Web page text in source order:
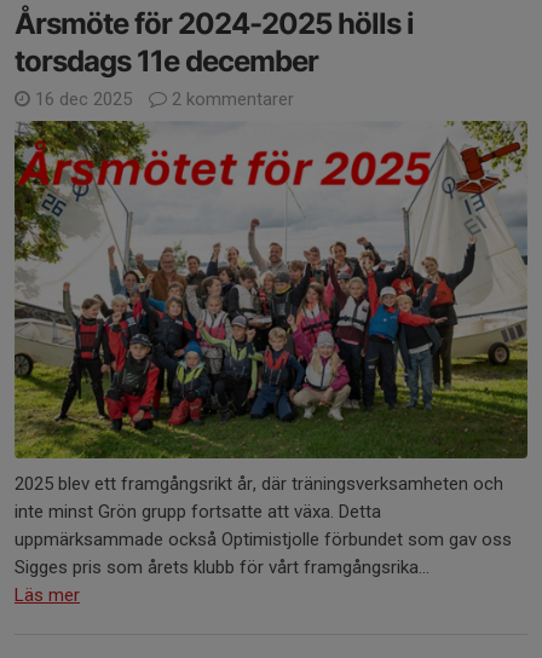
Årsmöte för 2024-2025 hölls i
torsdags 11e december
16 dec 2025 2 kommentarer
2025 blev ett framgångsrikt år, där träningsverksamheten och
inte minst Grön grupp fortsatte att växa. Detta
uppmärksammade också Optimistjolle förbundet som gav oss
Sigges pris som årets klubb för vårt framgångsrika...
Läs mer